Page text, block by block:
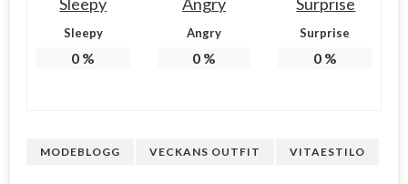
Sleepy
0 %
Angry
0%
Surprise
0%
MODEBLOGG VECKANS OUTFIT VITAESTILO